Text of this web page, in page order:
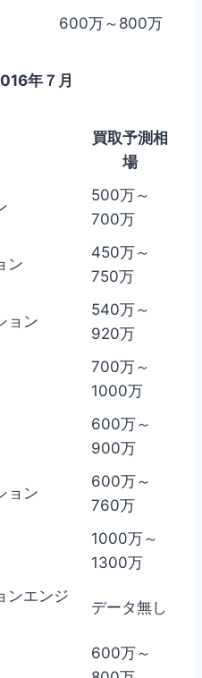
600万～800万
年７月
買取予測相
場
500万～
700万
ン
450万～
750万
ョン
540万～
920万
700万～
1000万
600万～
900万
ョン
600万～
760万
1000万～
1300万
ンエンジ
データ無し
600万～